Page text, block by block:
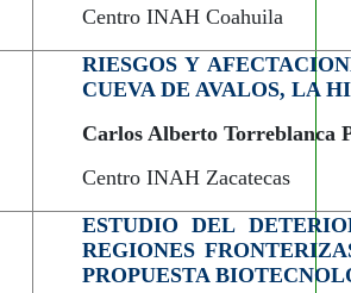
Centro INAH Coahuila
RIESGOS Y
CUEVA DE AVALOS, LA
Carlos Alberto Torreblanca
Centro INAH Zacatecas
ESTUDIO DEL
REGIONES
PROPUESTA